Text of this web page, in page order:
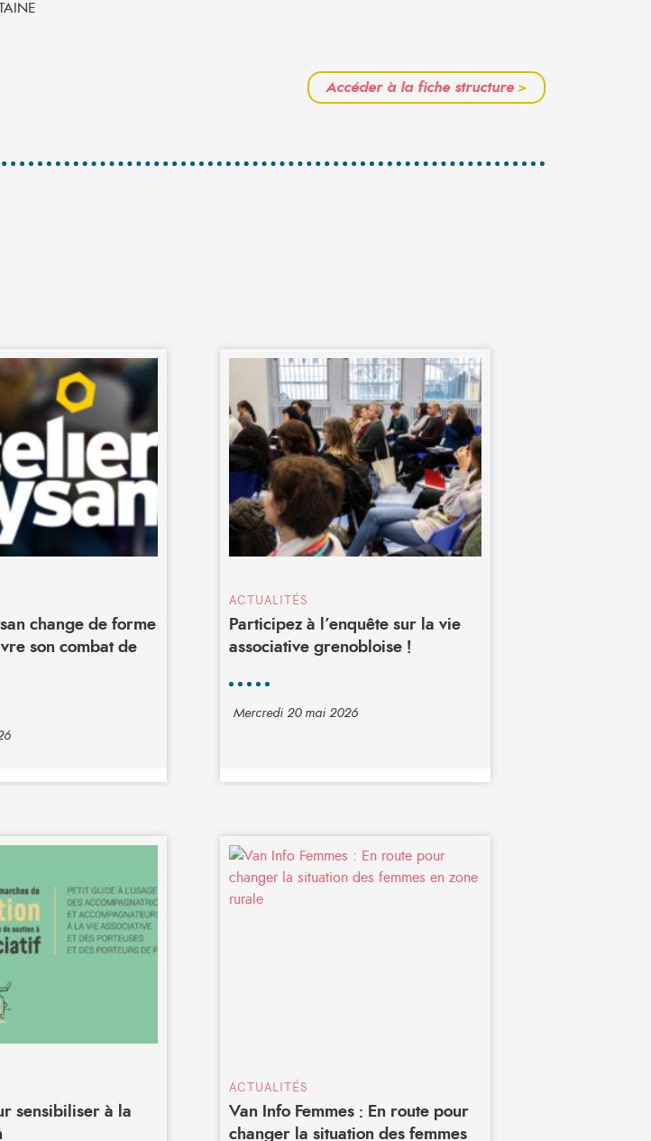
Accéder à la fiche structure>
change de forme
son combat de
ACTUALITÉS
Participez à l’enquête sur la vie
associative grenobloise !
Mercredi 20 mai 2026
sensibiliser à la
ACTUALITÉS
Van Info Femmes : En route pour
changer la situation des femmes